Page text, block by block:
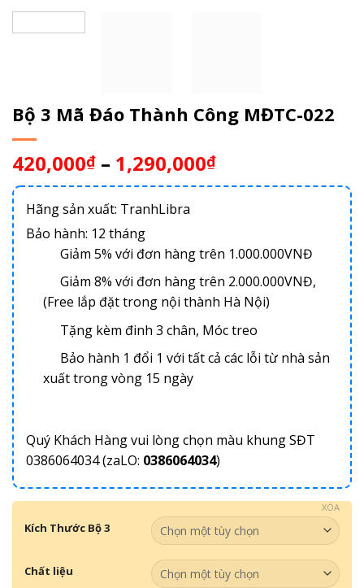
Bộ 3 Mã Đáo Thành Công MĐTC-022
420,000₫ – 1,290,000₫
Hãng sản xuất: TranhLibra
Bảo hành: 12 tháng
Giảm 5% với đơn hàng trên 1.000.000VNĐ
Giảm 8% với đơn hàng trên 2.000.000VNĐ,
(Free lắp đặt trong nội thành Hà Nội)
Tặng kèm đinh 3 chân, Móc treo
Bảo hành 1 đổi 1 với tất cả các lỗi từ nhà sản
xuất trong vòng 15 ngày
Quý Khách Hàng vui lòng chọn màu khung SĐT
0386064034 (zaLO: 0386064034)
Kích Thước Bộ 3
Chất liệu
XÓA